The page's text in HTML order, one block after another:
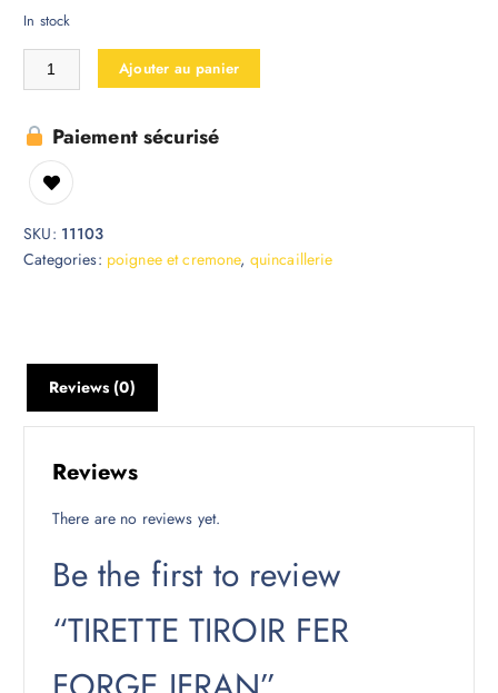
In stock
Ajouter au panier
Paiement sécurisé
SKU: 11103
Categories: poignee et cremone, quincaillerie
Reviews (0)
Reviews
There are no reviews yet.
Be the first to review
“TIRETTE TIROIR FER